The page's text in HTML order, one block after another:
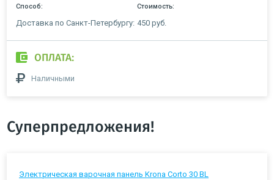
Способ: Стоимость:
Доставка по Санкт-Петербургу: 450 руб.
ОПЛАТА:
Наличными
Суперпредложения!
Электрическая варочная панель Krona Corto 30 BL